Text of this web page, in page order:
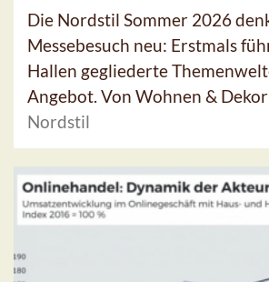
Die Nordstil Sommer 2026
Messebesuch neu: Erstmals
Hallen gegliederte
Angebot. Von Wohnen &
Nordstil